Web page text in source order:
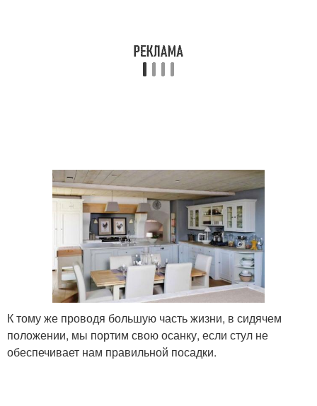
К тому же проводя большую часть жизни, в сидячем
положении, мы портим свою осанку, если стул не
обеспечивает нам правильной посадки.